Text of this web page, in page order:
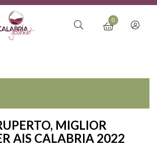
0
MIGLIOR
AIS CALABRIA 2022